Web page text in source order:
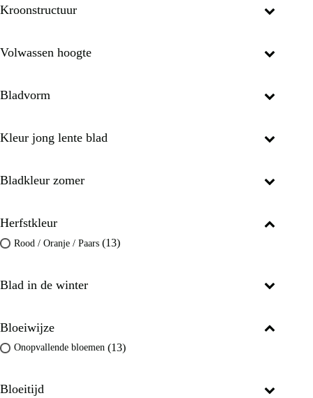
Kroonstructuur
Volwassen hoogte
Bladvorm
Kleur jong lente blad
Bladkleur zomer
Herfstkleur
Rood / Oranje / Paars (13)
Blad in de winter
Bloeiwijze
Onopvallende bloemen (13)
Bloeitijd